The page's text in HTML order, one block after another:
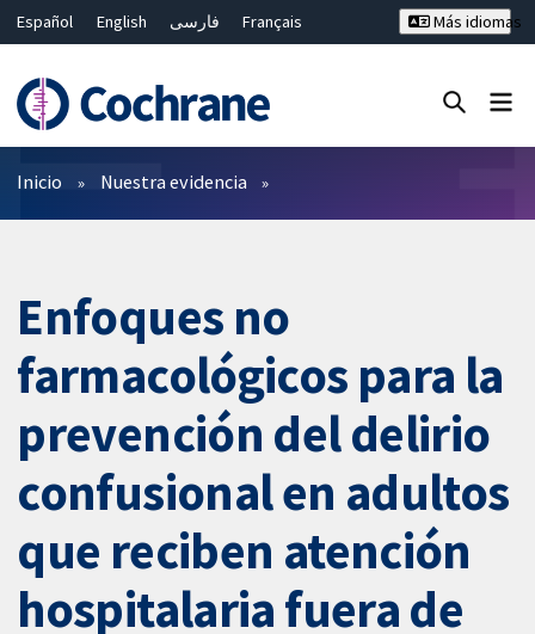
Español English فارسی
Français
Bahasa Malaysia
ไทย 繁體中文
Más idiomas
Filtros
Inicio Nuestra evidencia
Enfoques no
farmacológicos para la
prevención del delirio
confusional en adultos
que reciben atención
hospitalaria fuera de